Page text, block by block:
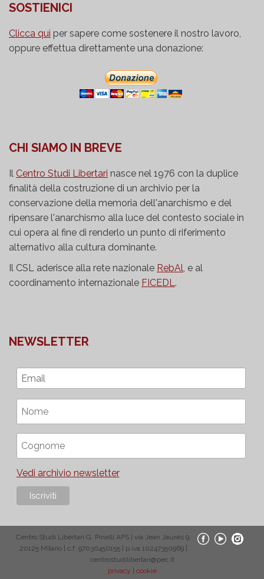
SOSTIENICI
Clicca qui per sapere come sostenere il nostro lavoro,
oppure effettua direttamente una donazione:
CHI SIAMO IN BREVE
Il Centro Studi Libertari nasce nel 1976 con la duplice
finalità della costruzione di un archivio per la
conservazione della memoria dell'anarchismo e del
ripensare l'anarchismo alla luce del contesto sociale in
cui opera al fine di renderlo un punto di riferimento
alternativo alla cultura dominante.
Il CSL aderisce alla rete nazionale RebAl, e al
coordinamento internazionale FICEDL.
NEWSLETTER
Vedi archivio newsletter
Centro Studi Libertari G. Pinelli APS | via Jean Jaurès 9,
20125 Milano | c.f. 97030450155 | p.iva 10247350969 |
centrostudilibertari@pec.it
privacy
cookie